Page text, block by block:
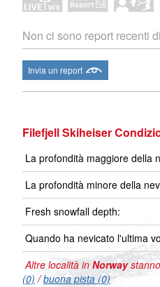
Non ci sono report recenti
Invia un report
Filefjell Skiheiser
La profondità maggiore della
La profondità minore della
Fresh snowfall depth:
Quando ha nevicato l'ultima
Altre località in Norway
(0) /buona pista (0)